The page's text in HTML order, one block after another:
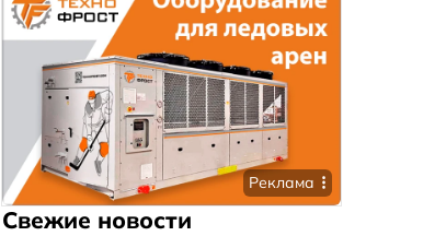
Реклама
Свежие новости